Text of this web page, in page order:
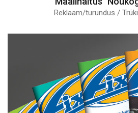
Reklaam/turundus /